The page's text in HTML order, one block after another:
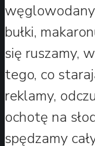
bułki,
się ruszamy,
tego, co
reklamy,
ochotę na
spędzamy